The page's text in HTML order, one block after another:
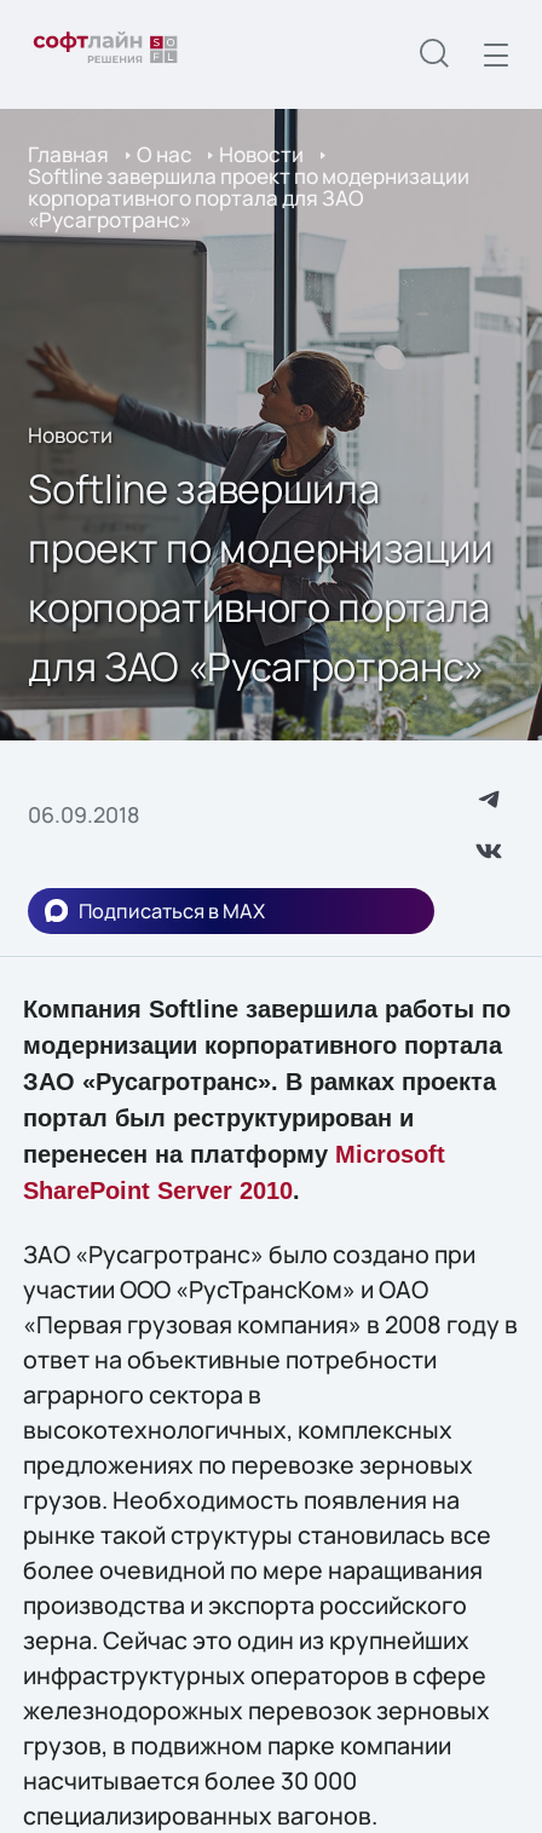
Главная О нас Новости
Softline завершила проект по модернизации
корпоративного портала для ЗАО
«Русагротранс»
Новости
Softline завершила
проект по модернизации
корпоративного портала
для ЗАО «Русагротранс»
06.09.2018
Подписаться в MAX
Компания Softline завершила работы по
модернизации корпоративного портала
ЗАО «Русагротранс». В рамках проекта
портал был реструктурирован и
перенесен на платформу Microsoft
SharePoint Server 2010.
ЗАО «Русагротранс» было создано при
участии ООО «РусТрансКом» и ОАО
«Первая грузовая компания» в 2008 году в
ответ на объективные потребности
аграрного сектора в
высокотехнологичных, комплексных
предложениях по перевозке зерновых
грузов. Необходимость появления на
рынке такой структуры становилась все
более очевидной по мере наращивания
производства и экспорта российского
зерна. Сейчас это один из крупнейших
инфраструктурных операторов в сфере
железнодорожных перевозок зерновых
грузов, в подвижном парке компании
насчитывается более 30 000
специализированных вагонов.